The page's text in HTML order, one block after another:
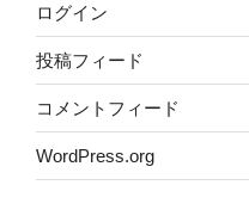
ログイン
投稿フィード
コメントフィード
WordPress.org